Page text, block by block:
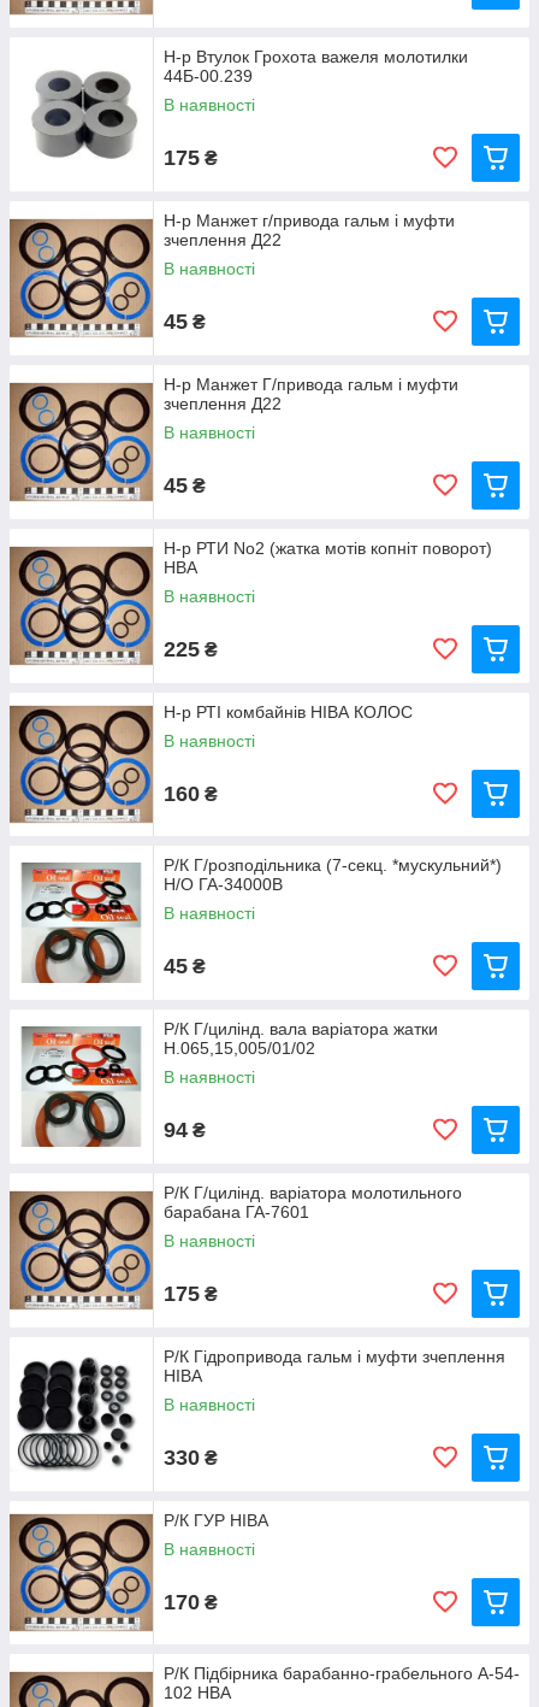
Н-р Втулок Грохота важеля молотилки
44Б-00.239
В наявності
175 ₴
Н-р Манжет г/привода гальм і муфти
зчеплення Д22
В наявності
45 ₴
Н-р Манжет Г/привода гальм і муфти
зчеплення Д22
В наявності
45 ₴
Н-р РТИ No2 (жатка мотів копніт поворот)
НВА
В наявності
225 ₴
Н-р РТІ комбайнів НІВА КОЛОС
В наявності
160 ₴
Р/К Г/розподільника (7-секц. *мускульний*)
Н/О ГА-34000В
В наявності
45 ₴
Р/К Г/цилінд. вала варіатора жатки
Н.065,15,005/01/02
В наявності
94 ₴
Р/К Г/цилінд. варіатора молотильного
барабана ГА-7601
В наявності
175 ₴
Р/К Гідропривода гальм і муфти зчеплення
НІВА
В наявності
330 ₴
Р/К ГУР НІВА
В наявності
170 ₴
Р/К Підбірника барабанно-грабельного А-54-
102 НВА